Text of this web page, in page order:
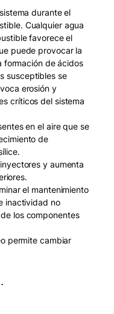
durante el
Cualquier agua
favorece el
puede provocar la
formación de ácidos
susceptibles se
erosión y
críticos del sistema
en el aire que se
de
y aumenta
el mantenimiento
inactividad no
los componentes
permite cambiar